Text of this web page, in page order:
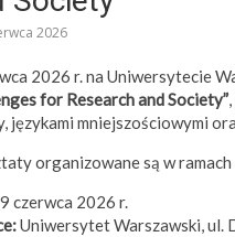
2026
2026 r. na Uniwersytecie
for Research and Society”
językami mniejszościowymi
organizowane są w
9 czerwca 2026 r.
Uniwersytet Warszawski, ul.